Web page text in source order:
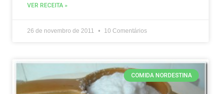
VER RECEITA »
26 de novembro de 2011 10 Comentários
COMIDA NORDESTINA